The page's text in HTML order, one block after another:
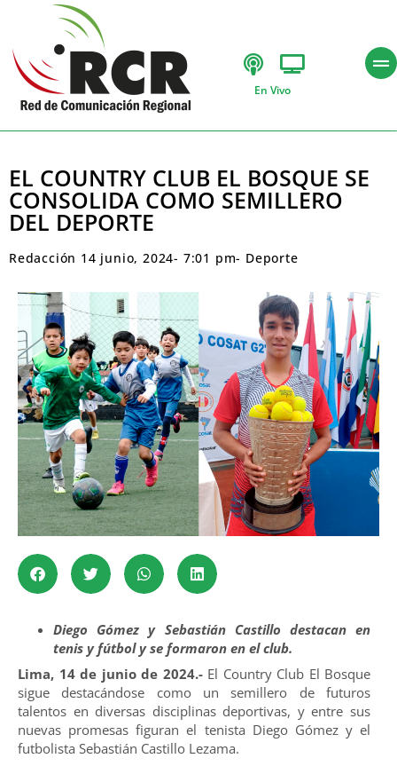
En Vivo
EL COUNTRY CLUB EL BOSQUE SE
CONSOLIDA COMO SEMILLERO
DEL DEPORTE
Redacción 14 junio, 2024- 7:01 pm- Deporte
Diego Gómez y Sebastián Castillo destacan en
tenis y fútbol y se formaron en el club.
Lima, 14 de junio de 2024.-El Country Club El Bosque
sigue destacándose como un semillero de futuros
talentos en diversas disciplinas deportivas, y entre sus
nuevas promesas figuran el tenista Diego Gómez y el
futbolista Sebastián Castillo Lezama.